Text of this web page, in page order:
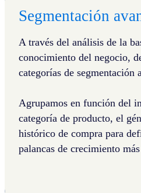
Segmentación
A través del análisis de la
conocimiento del negocio,
categorías de segmentación
Agrupamos en función del
categoría de producto, el
histórico de compra para
palancas de crecimiento